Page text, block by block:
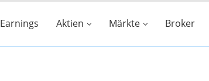
Earnings Aktien Märkte Broker